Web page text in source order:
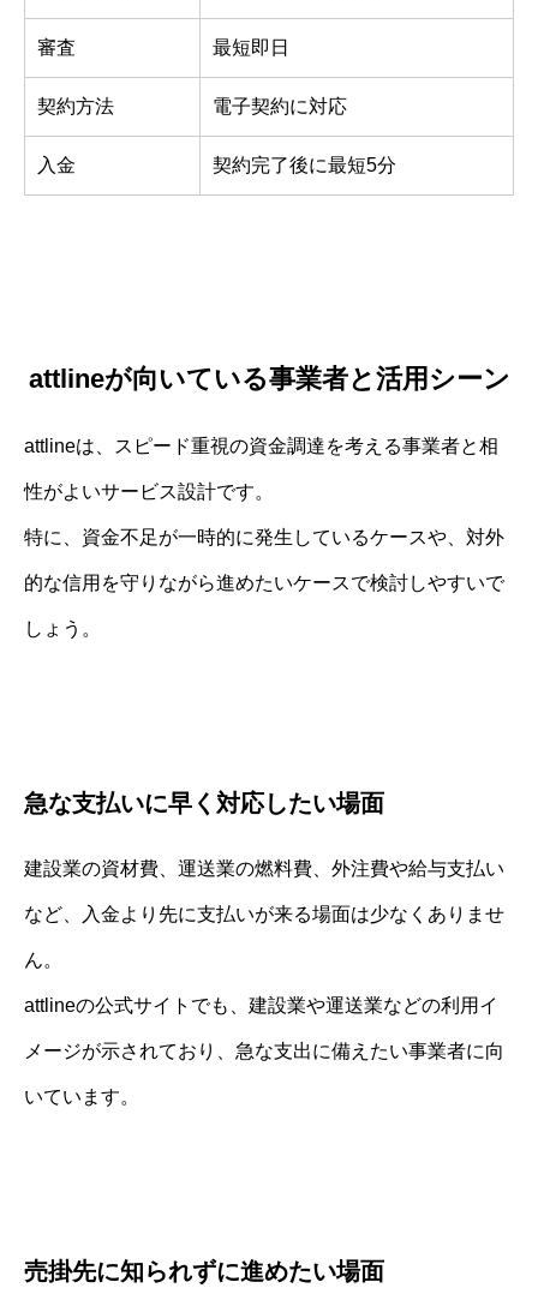
審査 最短即日
契約方法 電子契約に対応
入金 契約完了後に最短5分
attlineが向いている事業者と活用シーン
attlineは、スピード重視の資金調達を考える事業者と相
性がよいサービス設計です。
特に、資金不足が一時的に発生しているケースや、対外
的な信用を守りながら進めたいケースで検討しやすいで
しょう。
急な支払いに早く対応したい場面
建設業の資材費、運送業の燃料費、外注費や給与支払い
など、入金より先に支払いが来る場面は少なくありませ
ん。
attlineの公式サイトでも、建設業や運送業などの利用イ
メージが示されており、急な支出に備えたい事業者に向
いています。
売掛先に知られずに進めたい場面